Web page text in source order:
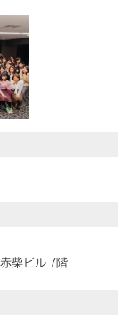
柴ビル 7階